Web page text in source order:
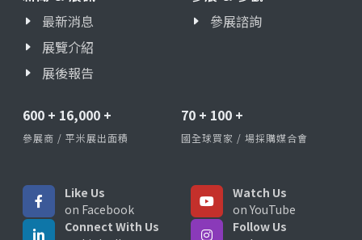
最新消息
展覽介紹
展後報告
參展諮詢
600 + 16,000 +
參展商 / 平米展出面積
70 + 100 +
國全球買家 / 場採購媒合會
Like Us
on Facebook
Watch Us
on YouTube
Connect With Us
Follow Us